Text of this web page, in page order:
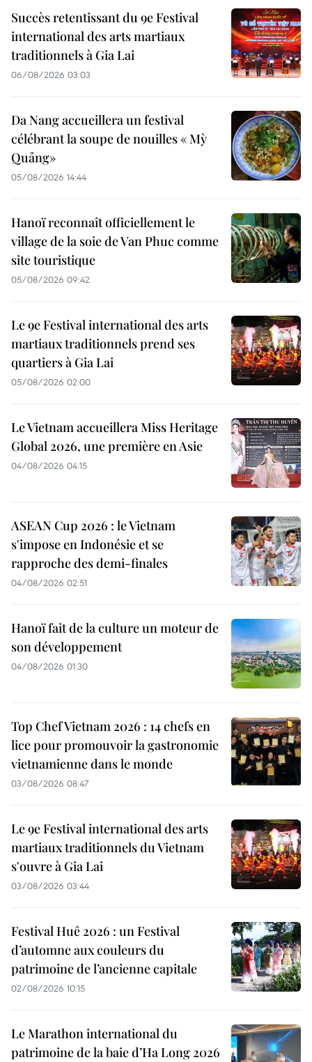
Succès retentissant du 9e Festival
international des arts martiaux
traditionnels à Gia Lai
06/08/2026 03:03
Da Nang accueillera un festival
célébrant la soupe de nouilles « Mỳ
Quảng»
05/08/2026 14:44
Hanoï reconnaît officiellement le
village de la soie de Van Phuc comme
site touristique
05/08/2026 09:42
Le 9e Festival international des arts
martiaux traditionnels prend ses
quartiers à Gia Lai
05/08/2026 02:00
Le Vietnam accueillera Miss Heritage
Global 2026, une première en Asie
04/08/2026 04:15
ASEAN Cup 2026 : le Vietnam
s'impose en Indonésie et se
rapproche des demi-finales
04/08/2026 02:51
Hanoï fait de la culture un moteur de
son développement
04/08/2026 01:30
Top Chef Vietnam 2026 : 14 chefs en
lice pour promouvoir la gastronomie
vietnamienne dans le monde
03/08/2026 08:47
Le 9e Festival international des arts
martiaux traditionnels du Vietnam
s'ouvre à Gia Lai
03/08/2026 03:44
Festival Huê 2026 : un Festival
d’automne aux couleurs du
patrimoine de l’ancienne capitale
02/08/2026 10:15
Le Marathon international du
patrimoine de la baie d’Ha Long 2026